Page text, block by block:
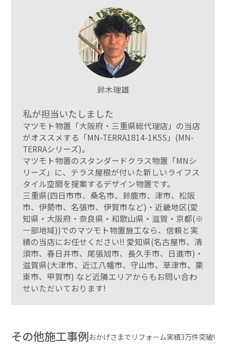
鈴木理雄
私が担当いたしました
マツモト物置「大阪府・三重県総代理店」の当店
がオススメする「MN-TERRA1814-1K5S」(MN-
TERRAシリーズ)。
マツモト物置のスタンダードクラス物置「MNシ
リーズ」に、テラス屋根が付いた新しいライフス
タイル空間を提案するデザイン物置です。
三重県(四日市市、桑名市、鈴鹿市、津市、松阪
市、伊勢市、名張市、伊賀市など)・近畿地区(愛
知県・大阪府・奈良県・和歌山県・滋賀・京都(※
一部地域))でのマツモト物置施工なら、信頼と実
績の当店にお任せください!! 愛知県(名古屋市、清
須市、春日井市、尾張旭市、長久手市、日進市)・
滋賀県(大津市、近江八幡市、守山市、草津市、栗
東市、甲賀市) など近隣エリアからもお問い合わ
せいただいております!
その他施工事例おかげさまでリフォーム実績3万件突破!